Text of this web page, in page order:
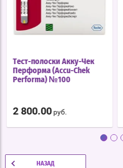
Тест-полоски Акку-Чек
Перформа (Accu-Chek
Performa) №100
2 800.00руб.
НАЗАД